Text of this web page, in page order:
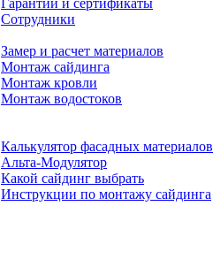
Гарантии и сертификаты
Сотрудники
Замер и расчет материалов
Монтаж сайдинга
Монтаж кровли
Монтаж водостоков
Калькулятор фасадных материалов
Альта-Модулятор
Какой сайдинг выбрать
Инструкции по монтажу сайдинга